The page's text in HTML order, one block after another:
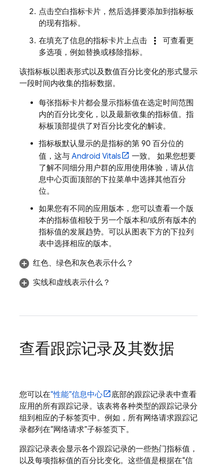
点击空白指标卡片，然后选择要添加到指标板
的现有指标。
在填充了信息的指标卡片上点击
more_vert
可查看更
多选项，例如替换或移除指标。
该指标板以图表形式以及数值百分比变化的形式显示
一段时间内收集的指标数据。
每张指标卡片都会显示指标值在选定时间范围
内的百分比变化，以及最新收集的指标值。指
标板顶部提供了对百分比变化的解读。
指标板默认显示的是指标的第 90 百分位的
值，这与 Android Vitals
一致。 如果您想要
了解不同细分用户群的应用使用体验，请从信
息中心页面顶部的下拉菜单中选择其他百分
位。
如果您有不同的应用版本，您可以查看一个版
本的指标值相较于另一个版本和/或所有版本的
指标值的发展趋势。 可以从图表下方的下拉列
表中选择相应的版本。
红色、绿色和灰色表示什么？
实线和虚线表示什么？
查看跟踪记录及其数据
您可以在“性能”信息中心
底部的跟踪记录表中查看
应用的所有跟踪记录。该表将各种类型的跟踪记录分
组到相应的子标签页中。例如，所有网络请求跟踪记
录都列在“网络请求”子标签页下。
跟踪记录表会显示各个跟踪记录的一些热门指标值，
以及每项指标值的百分比变化。这些值是根据在“信